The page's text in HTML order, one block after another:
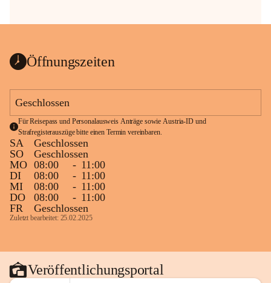
Öffnungszeiten
Geschlossen
Für Reisepass und Personalausweis Anträge sowie Austria-ID und
Strafregisterauszüge bitte einen Termin vereinbaren.
SA
Geschlossen
SO
Geschlossen
MO 08:00 - 11:00
DI
08:00 - 11:00
MI
08:00 - 11:00
DO
08:00 - 11:00
FR
Geschlossen
Zuletzt bearbeitet: 25.02.2025
Veröffentlichungsportal